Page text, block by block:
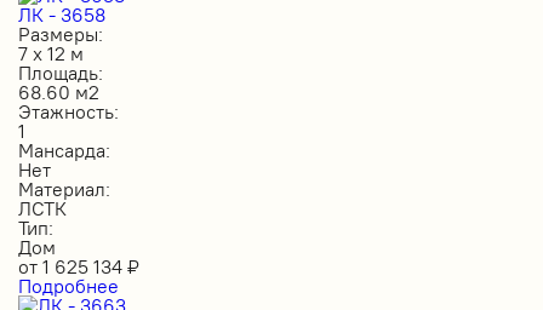
ЛК - 3658
Размеры:
7 х 12 м
Площадь:
68.60 м2
Этажность:
1
Мансарда:
Нет
Материал:
ЛСТК
Тип:
Дом
от 1 625 134 ₽
Подробнее